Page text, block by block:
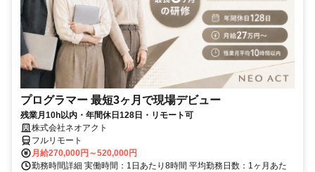
プログラマー 最短3ヶ月で現場デビュー
残業月10h以内・年間休日128日・リモート可
株式会社ネオアクト
フルリモート
月給270,000円～520,000円
勤務時間詳細 実働時間：1日あたり8時間 平均勤務日数：1ヶ月あた